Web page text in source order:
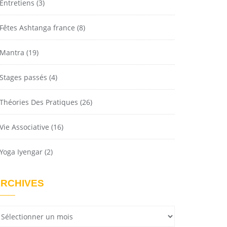
Entretiens (3)
Fêtes Ashtanga france (8)
Mantra (19)
Stages passés (4)
Théories Des Pratiques (26)
Vie Associative (16)
Yoga Iyengar (2)